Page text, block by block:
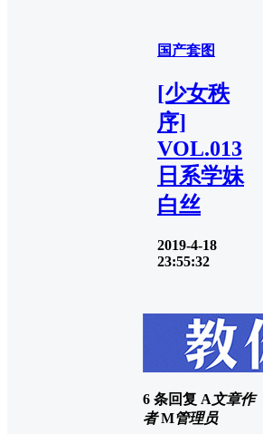
国产套图
[少女秩
序]
VOL.013
日系学妹
白丝
2019-4-18
23:55:32
6 条回复 A文章作
者 M管理员